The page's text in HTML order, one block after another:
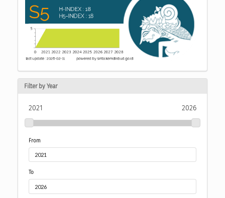
Filter by Year
2021 2026
From
To